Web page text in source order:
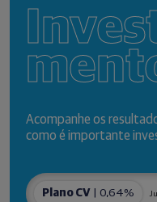
Acompanhe os
como é importante
Plano CV | 0,64%